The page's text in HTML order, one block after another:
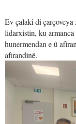
Ev çalakî di
lidarxistin, ku
hunermendan e û
afirandinê.